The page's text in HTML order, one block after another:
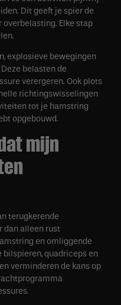
Dit geeft je spier de
overbelasting. Elke stap
explosieve bewegingen
belasten de
verergeren. Ook plots
richtingswisselingen
tot je hamstring
opgebouwd.
mijn
terugkerende
dan alleen rust
en omliggende
bilspieren, quadriceps en
verminderen de kans op